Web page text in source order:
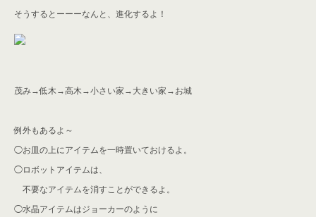
そうするとーーーなんと、進化するよ！
茂み→低木→高木→小さい家→大きい家→お城
例外もあるよ～
◯お皿の上にアイテムを一時置いておけるよ。
◯ロボットアイテムは、
不要なアイテムを消すことができるよ。
◯水晶アイテムはジョーカーのように